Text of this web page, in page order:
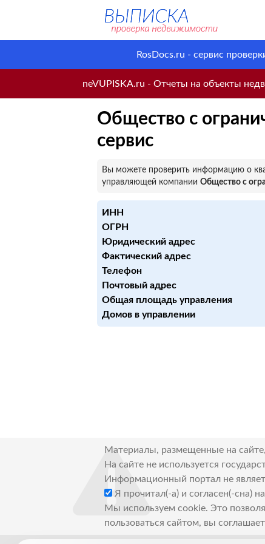
RosDocs.ru - сервис
neVUPISKA.ru - Отчеты на объекты
Общество с
сервис
Вы можете проверить информацию о
управляющей компании Общество с
ИНН
ОГРН
Юридический адрес
Фактический адрес
Телефон
Почтовый адрес
Общая площадь управления
Домов в управлении
Материалы, размещенные на
На сайте не используется
Информационный портал не
Я прочитал(-а) и согласен(-сна) на
Мы используем cookie. Это
пользоваться сайтом, вы